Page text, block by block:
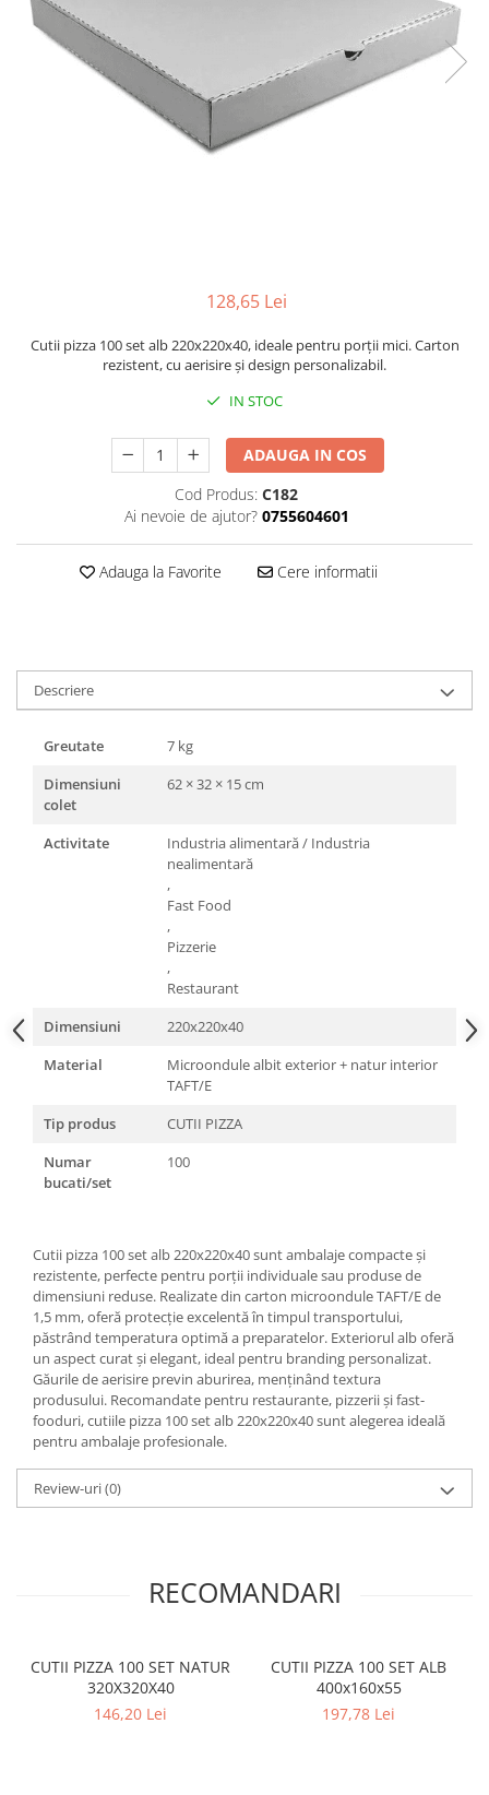
Cutii Clasice CO3 (BAX)
Cutii Clasice CO5 (BAX)
Cutii Cofetarie/ Patiserie
Cutii Prajituri Blank
Cutii Prajituri cu Display
Cutii Fast Food Blank
Cutii Pizza Blank
Cutii Pizza Generic
Triunghiuri si accesorii pizza
Sacose Plastic
128,65 Lei
Cutii pizza 100 set alb 220x220x40, ideale pentru porții mici. Carton
rezistent, cu aerisire și design personalizabil.
IN STOC
ADAUGA IN COS
Cod Produs: C182
Ai nevoie de ajutor? 0755604601
Adauga la Favorite Cere informatii
Descriere
Greutate
7 kg
Dimensiuni
colet
62 × 32 × 15 cm
Activitate
Industria alimentară / Industria
nealimentară
,
Fast Food
,
Pizzerie
,
Restaurant
Dimensiuni
220x220x40
Material
Microondule albit exterior + natur interior
TAFT/E
Tip produs
CUTII PIZZA
Numar
bucati/set
100
Cutii pizza 100 set alb 220x220x40 sunt ambalaje compacte și
rezistente, perfecte pentru porții individuale sau produse de
dimensiuni reduse. Realizate din carton microondule TAFT/E de
1,5 mm, oferă protecție excelentă în timpul transportului,
păstrând temperatura optimă a preparatelor. Exteriorul alb oferă
un aspect curat și elegant, ideal pentru branding personalizat.
Găurile de aerisire previn aburirea, menținând textura
produsului. Recomandate pentru restaurante, pizzerii și fast-
fooduri, cutiile pizza 100 set alb 220x220x40 sunt alegerea ideală
pentru ambalaje profesionale.
Review-uri(0)
RECOMANDARI
CUTII PIZZA 100 SET NATUR
320X320X40
146,20 Lei
CUTII PIZZA 100 SET ALB
400x160x55
197,78 Lei